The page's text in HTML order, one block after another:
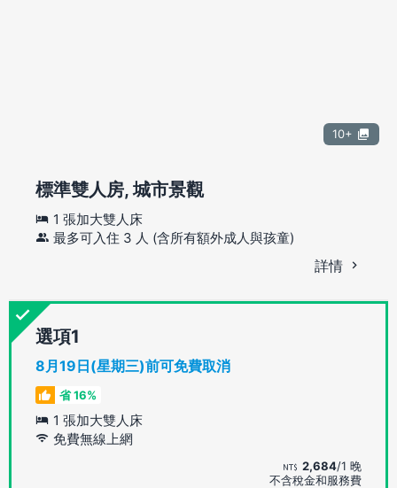
10+
標準雙人房, 城市景觀
1 張加大雙人床
最多可入住 3 人 (含所有額外成人與孩童)
詳情
選項
8月19日(星期三)前可免費取消
省 16%
1 張加大雙人床
免費無線上網
2,684/1 晚
不含稅金和服務費